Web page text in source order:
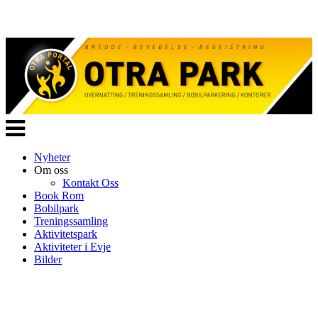
Veksle
navigasjon
Nyheter
Om oss
Kontakt Oss
Book Rom
Bobilpark
Treningssamling
Aktivitetspark
Aktiviteter i Evje
Bilder